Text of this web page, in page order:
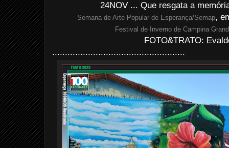
24NOV ... Que resgata a
Semana de Arte Popular de Esperança/Semap,
Festival de Inverno de Campina
FOTO&TRATO:
....................................................